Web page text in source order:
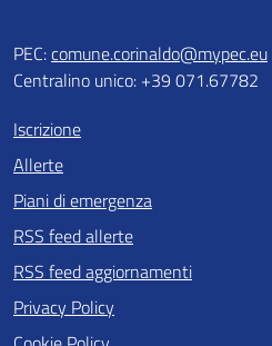
PEC:comune.corinaldo@mypec.eu
Centralino unico: +39 071.67782
Iscrizione
Allerte
Piani di emergenza
RSS feed allerte
RSS feed aggiornamenti
Privacy Policy